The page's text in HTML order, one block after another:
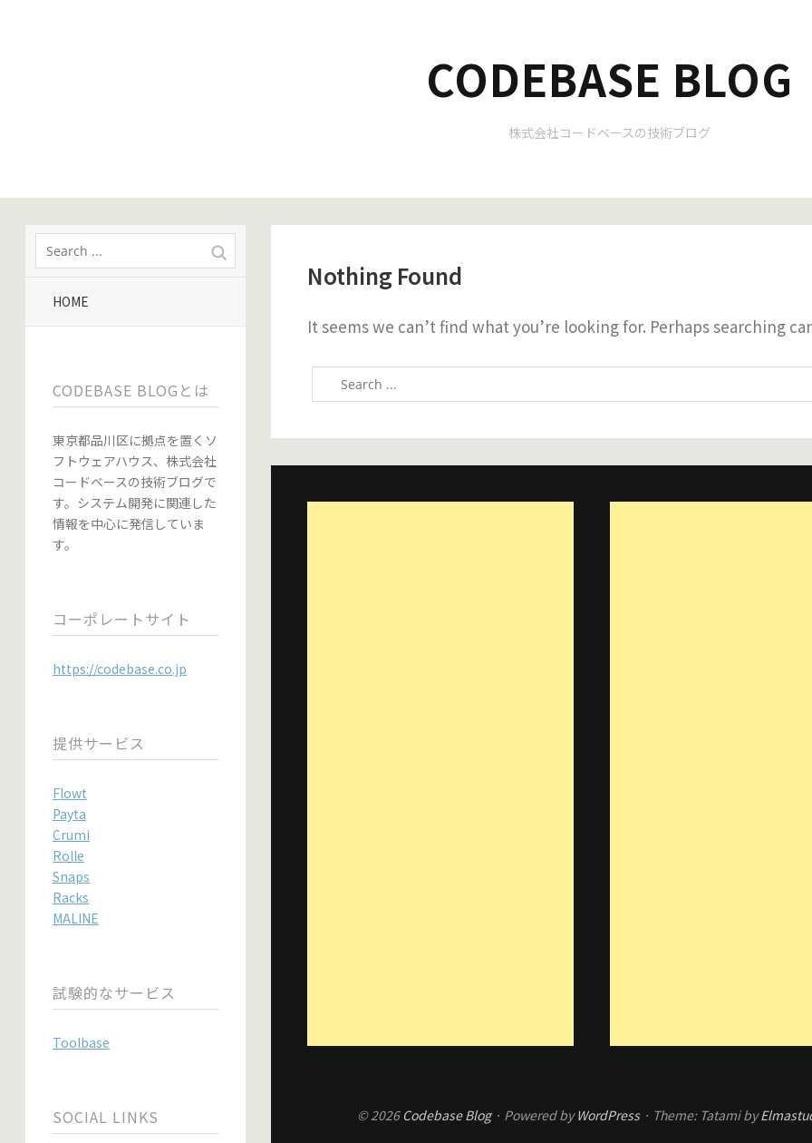
CODEBASE BLOG
株式会社コードベースの技術ブログ
HOME
CODEBASE BLOGとは
東京都品川区に拠点を置くソ
フトウェアハウス、株式会社
コードベースの技術ブログで
す。システム開発に関連した
情報を中心に発信していま
す。
コーポレートサイト
https://codebase.co.jp
提供サービス
Flowt
Payta
Crumi
Rolle
Snaps
Racks
MALINE
試験的なサービス
Toolbase
SOCIAL LINKS
Nothing Found
It seems we can’t find what you’re looking for. Perhaps searching
© 2026 Codebase Blog Powered byWordPress Theme: Tatami by